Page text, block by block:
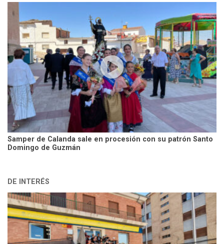
Samper de Calanda sale en procesión con su patrón Santo
Domingo de Guzmán
DE INTERÉS